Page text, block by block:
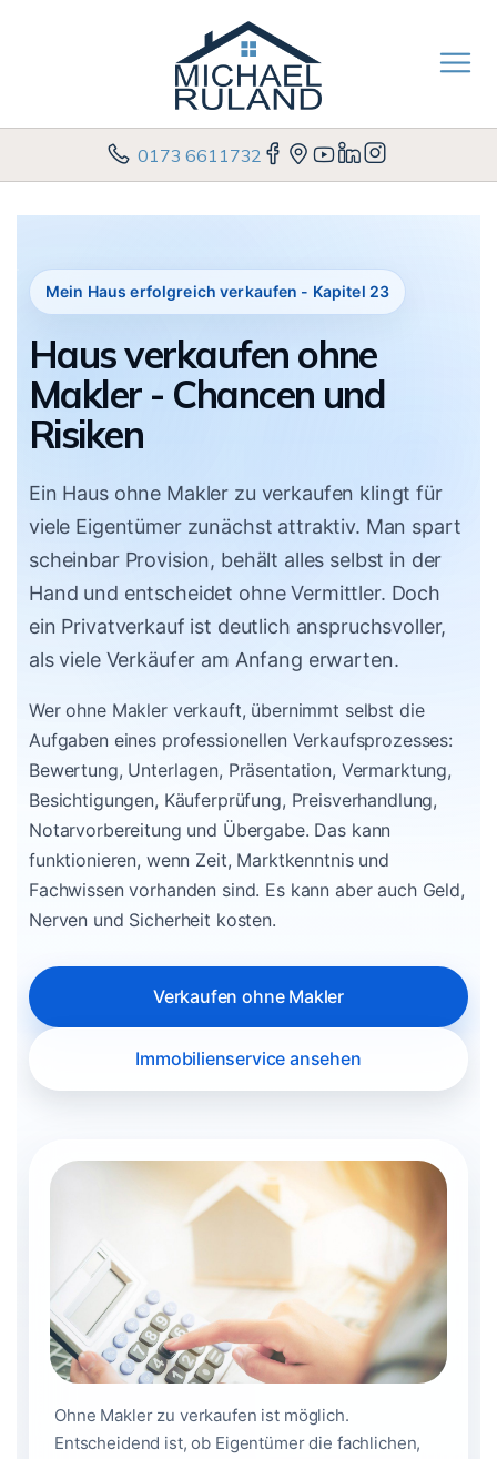
0173 6611732
Mein Haus erfolgreich verkaufen - Kapitel 23
Haus verkaufen ohne
Makler - Chancen und
Risiken
Ein Haus ohne Makler zu verkaufen klingt für
viele Eigentümer zunächst attraktiv. Man spart
scheinbar Provision, behält alles selbst in der
Hand und entscheidet ohne Vermittler. Doch
ein Privatverkauf ist deutlich anspruchsvoller,
als viele Verkäufer am Anfang erwarten.
Wer ohne Makler verkauft, übernimmt selbst die
Aufgaben eines professionellen Verkaufsprozesses:
Bewertung, Unterlagen, Präsentation, Vermarktung,
Besichtigungen, Käuferprüfung, Preisverhandlung,
Notarvorbereitung und Übergabe. Das kann
funktionieren, wenn Zeit, Marktkenntnis und
Fachwissen vorhanden sind. Es kann aber auch Geld,
Nerven und Sicherheit kosten.
Verkaufen ohne Makler
Immobilienservice ansehen
Ohne Makler zu verkaufen ist möglich.
Entscheidend ist, ob Eigentümer die fachlichen,